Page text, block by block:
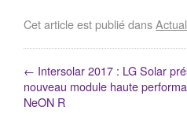
Cet article est publié dans
← Intersolar 2017 : LG Solar
nouveau module haute
NeON R